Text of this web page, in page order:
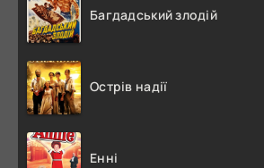
Багдадський злодій
Острів надії
Енні